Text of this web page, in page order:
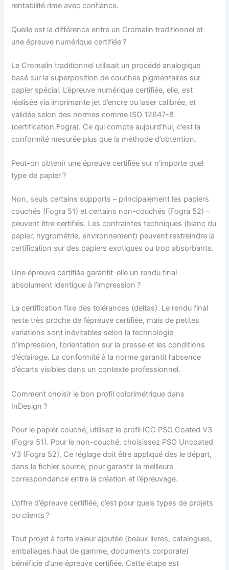
rentabilité rime avec confiance.
Quelle est la différence entre un Cromalin traditionnel et
une épreuve numérique certifiée ?
Le Cromalin traditionnel utilisait un procédé analogique
basé sur la superposition de couches pigmentaires sur
papier spécial. L’épreuve numérique certifiée, elle, est
réalisée via imprimante jet d’encre ou laser calibrée, et
validée selon des normes comme ISO 12647-8
(certification Fogra). Ce qui compte aujourd’hui, c’est la
conformité mesurée plus que la méthode d’obtention.
Peut-on obtenir une épreuve certifiée sur n’importe quel
type de papier ?
Non, seuls certains supports – principalement les papiers
couchés (Fogra 51) et certains non-couchés (Fogra 52) –
peuvent être certifiés. Les contraintes techniques (blanc du
papier, hygrométrie, environnement) peuvent restreindre la
certification sur des papiers exotiques ou trop absorbants.
Une épreuve certifiée garantit-elle un rendu final
absolument identique à l’impression ?
La certification fixe des tolérances (deltas). Le rendu final
reste très proche de l’épreuve certifiée, mais de petites
variations sont inévitables selon la technologie
d’impression, l’orientation sur la presse et les conditions
d’éclairage. La conformité à la norme garantit l’absence
d’écarts visibles dans un contexte professionnel.
Comment choisir le bon profil colorimétrique dans
InDesign ?
Pour le papier couché, utilisez le profil ICC PSO Coated V3
(Fogra 51). Pour le non-couché, choisissez PSO Uncoated
V3 (Fogra 52). Ce réglage doit être appliqué dès le départ,
dans le fichier source, pour garantir la meilleure
correspondance entre la création et l’épreuvage.
L’offre d’épreuve certifiée, c’est pour quels types de projets
ou clients ?
Tout projet à forte valeur ajoutée (beaux livres, catalogues,
emballages haut de gamme, documents corporate)
bénéficie d’une épreuve certifiée. Cette étape est